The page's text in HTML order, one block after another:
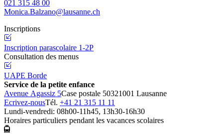
021 315 48 00
Monica.Balzano@lausanne.ch
Inscriptions
Inscription parascolaire 1-2P
Consultation des menus
UAPE Borde
Service de la petite enfance
Avenue Agassiz 5Case postale 50321001 Lausanne
Ecrivez-nousTél. +41 21 315 11 11
Lundi-vendredi: 08h00-11h45, 13h30-16h30
Horaires particuliers pendant les vacances scolaires